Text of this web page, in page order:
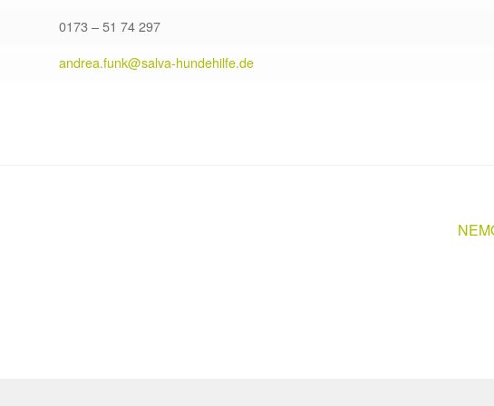
0173 – 51 74 297
andrea.funk@salva-hundehilfe.de